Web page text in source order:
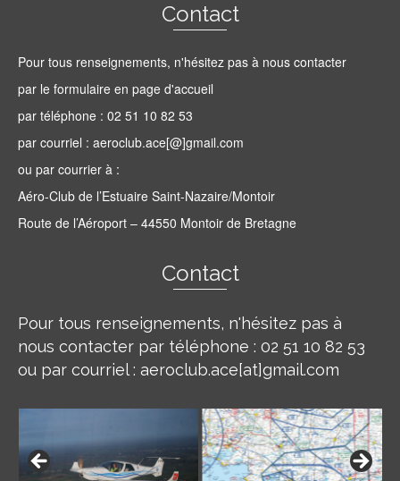
Contact
Pour tous renseignements, n'hésitez pas à nous contacter
par le formulaire en page d'accueil
par téléphone : 02 51 10 82 53
par courriel : aeroclub.ace[@]gmail.com
ou par courrier à :
Aéro-Club de l’Estuaire Saint-Nazaire/Montoir
Route de l’Aéroport – 44550 Montoir de Bretagne
Contact
Pour tous renseignements, n'hésitez pas à
nous contacter par téléphone : 02 51 10 82 53
ou par courriel : aeroclub.ace[at]gmail.com